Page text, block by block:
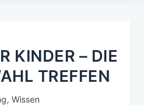
KINDER – DIE
TREFFEN
, Wissen